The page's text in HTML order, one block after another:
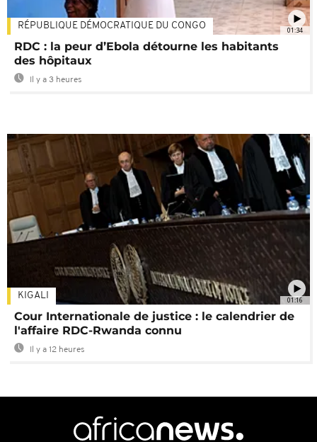
01:34
RÉPUBLIQUE DÉMOCRATIQUE DU CONGO
RDC : la peur d’Ebola détourne les habitants
des hôpitaux
Il y a 3 heures
01:16
KIGALI
Cour Internationale de justice : le calendrier de
l'affaire RDC-Rwanda connu
Il y a 12 heures